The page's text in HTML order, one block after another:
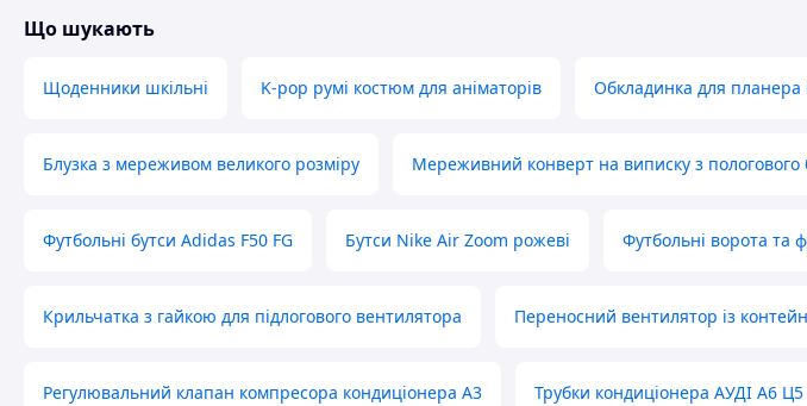
Що шукають
Щоденники шкільні K-pop румі костюм для аніматорів Обкладинка для планера
Блузка з мереживом великого розміру Мереживний конверт на виписку з пологового
Футбольні бутси Adidas F50 FG Бутси Nike Air Zoom рожеві Футбольні ворота та
Крильчатка з гайкою для підлогового вентилятора Переносний вентилятор із
Регулювальний клапан компресора кондиціонера А3 Трубки кондиціонера АУДІ А6 Ц5